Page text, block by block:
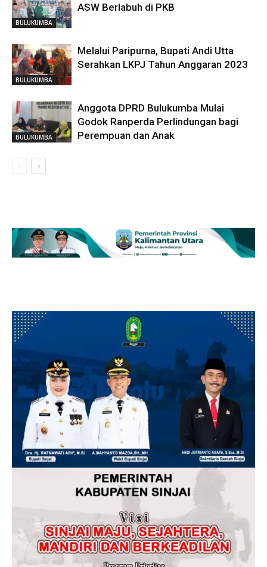
BULUKUMBA
ASW Berlabuh di PKB
BULUKUMBA
Melalui Paripurna, Bupati Andi Utta
Serahkan LKPJ Tahun Anggaran 2023
BULUKUMBA
Anggota DPRD Bulukumba Mulai
Godok Ranperda Perlindungan bagi
Perempuan dan Anak